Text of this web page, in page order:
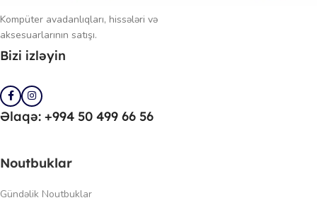
Kompüter avadanlıqları, hissələri və
aksesuarlarının satışı.
Bizi izləyin
Əlaqə: +994 50 499 66 56
Noutbuklar
Gündəlik Noutbuklar